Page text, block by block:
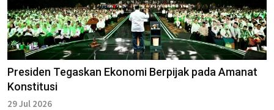
Presiden Tegaskan Ekonomi Berpijak pada Amanat
Konstitusi
29 Jul 2026